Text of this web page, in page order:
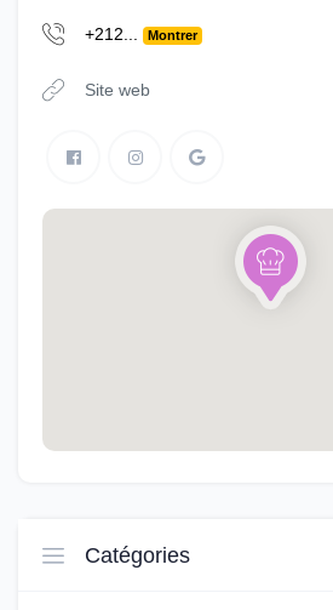
+212... Montrer
Site web
Catégories